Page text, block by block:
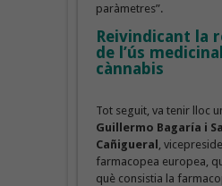
paràmetres”.
Reivindicant la
de l’ús
cànnabis
Tot seguit, va tenir lloc
Guillermo Bagaría i
Cañigueral
,
farmacopea europea,
què consistia la